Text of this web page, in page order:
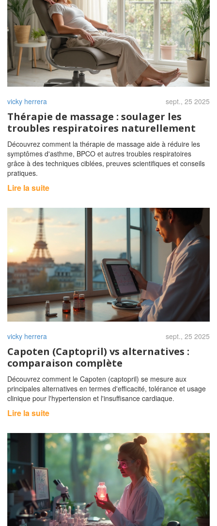
vicky herrera sept., 25 2025
Thérapie de massage : soulager les
troubles respiratoires naturellement
Découvrez comment la thérapie de massage aide à réduire les
symptômes d'asthme, BPCO et autres troubles respiratoires
grâce à des techniques ciblées, preuves scientifiques et conseils
pratiques.
Lire la suite
vicky herrera sept., 25 2025
Capoten (Captopril) vs alternatives :
comparaison complète
Découvrez comment le Capoten (captopril) se mesure aux
principales alternatives en termes d'efficacité, tolérance et usage
clinique pour l'hypertension et l'insuffisance cardiaque.
Lire la suite